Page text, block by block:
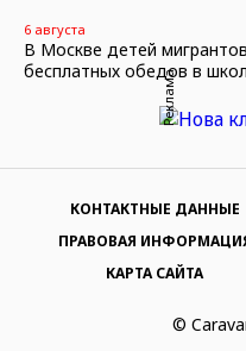
6 августа
В Москве детей
бесплатных обедов в
Реклама
©
КОНТАКТНЫЕ ДАННЫЕ
ПРАВОВАЯ
КАРТА САЙТА